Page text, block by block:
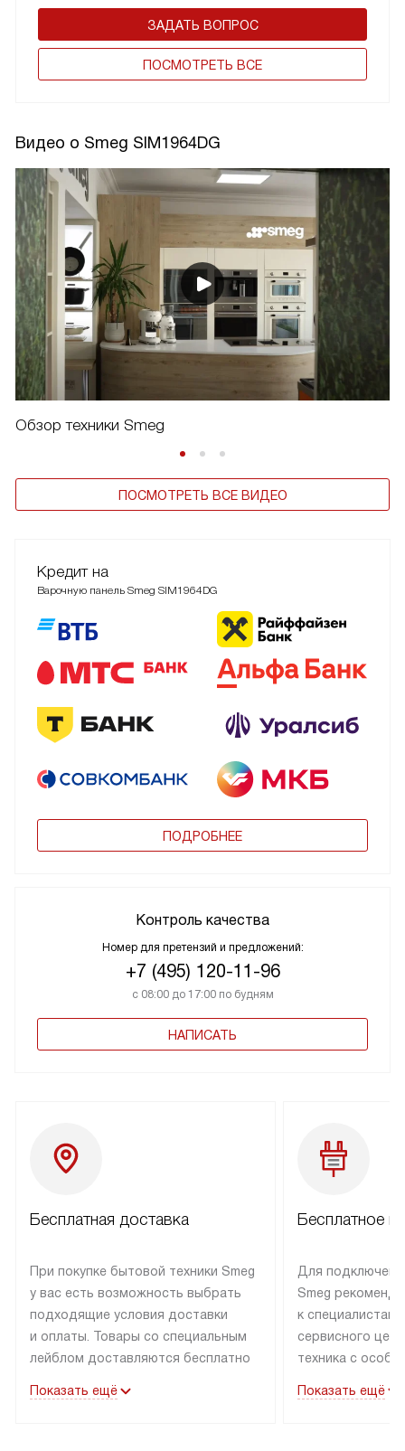
ЗАДАТЬ ВОПРОС
ПОCМОТРЕТЬ ВСЕ
Видео о Smeg SIM1964DG
Обзор техники Smeg
ПОСМОТРЕТЬ ВСЕ ВИДЕО
Кредит на
Варочную панель Smeg SIM1964DG
ПОДРОБНЕЕ
Контроль качества
Номер для претензий и предложений:
+7 (495) 120-11-96
с 08:00 до 17:00 по будням
НАПИСАТЬ
Бесплатная доставка
При покупке бытовой техники Smeg
у вас есть возможность выбрать
подходящие условия доставки
и оплаты. Товары со специальным
лейблом доставляются бесплатно
до подъезда. Доставка за пределы
Показать ещё
Бесплатное
Для
Smeg
к специалистам
сервисного
техника с
коммуникациям.
Показать ещё